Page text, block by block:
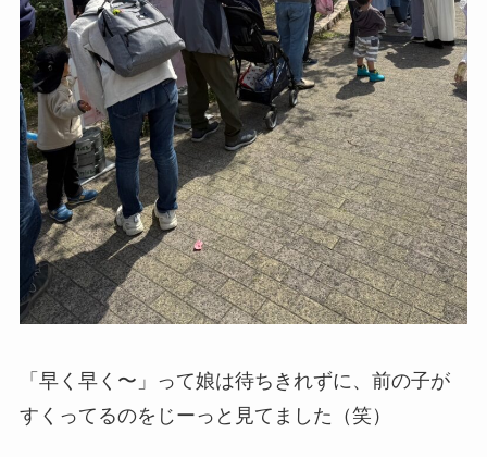
「早く早く〜」って娘は待ちきれずに、前の子が
すくってるのをじーっと見てました（笑）